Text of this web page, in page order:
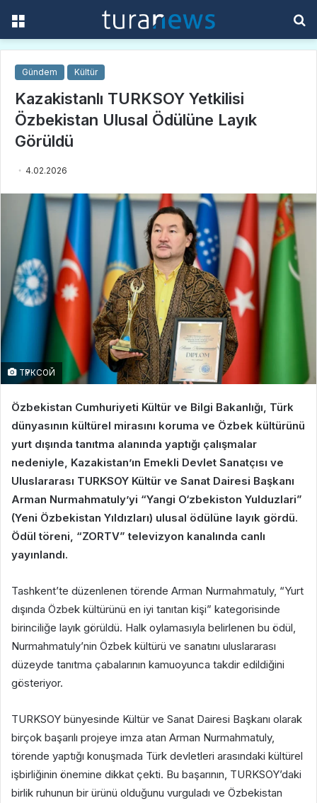
Gündem Kültür
Kazakistanlı TURKSOY Yetkilisi
Özbekistan Ulusal Ödülüne Layık
Görüldü
4.02.2026
ТҮРКСОЙ
Özbekistan Cumhuriyeti Kültür ve Bilgi Bakanlığı, Türk
dünyasının kültürel mirasını koruma ve Özbek kültürünü
yurt dışında tanıtma alanında yaptığı çalışmalar
nedeniyle, Kazakistan’ın Emekli Devlet Sanatçısı ve
Uluslararası TURKSOY Kültür ve Sanat Dairesi Başkanı
Arman Nurmahmatuly’yi “Yangi O‘zbekiston Yulduzlari”
(Yeni Özbekistan Yıldızları) ulusal ödülüne layık gördü.
Ödül töreni, “ZORTV” televizyon kanalında canlı
yayınlandı.
Tashkent’te düzenlenen törende Arman Nurmahmatuly, “Yurt
dışında Özbek kültürünü en iyi tanıtan kişi” kategorisinde
birinciliğe layık görüldü. Halk oylamasıyla belirlenen bu ödül,
Nurmahmatuly’nin Özbek kültürü ve sanatını uluslararası
düzeyde tanıtma çabalarının kamuoyunca takdir edildiğini
gösteriyor.
TURKSOY bünyesinde Kültür ve Sanat Dairesi Başkanı olarak
birçok başarılı projeye imza atan Arman Nurmahmatuly,
törende yaptığı konuşmada Türk devletleri arasındaki kültürel
işbirliğinin önemine dikkat çekti. Bu başarının, TURKSOY’daki
birlik ruhunun bir ürünü olduğunu vurguladı ve Özbekistan